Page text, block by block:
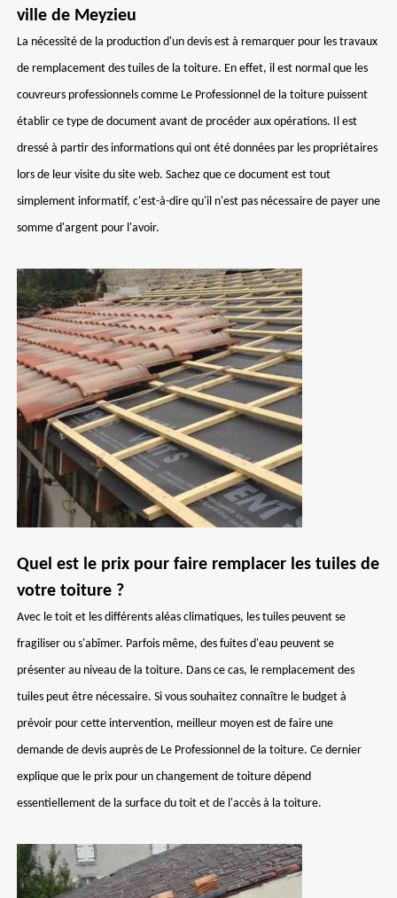
ville de Meyzieu
La nécessité de la production d'un devis est à remarquer pour les travaux
de remplacement des tuiles de la toiture. En effet, il est normal que les
couvreurs professionnels comme Le Professionnel de la toiture puissent
établir ce type de document avant de procéder aux opérations. Il est
dressé à partir des informations qui ont été données par les propriétaires
lors de leur visite du site web. Sachez que ce document est tout
simplement informatif, c'est-à-dire qu'il n'est pas nécessaire de payer une
somme d'argent pour l'avoir.
Quel est le prix pour faire remplacer les tuiles de
votre toiture ?
Avec le toit et les différents aléas climatiques, les tuiles peuvent se
fragiliser ou s'abîmer. Parfois même, des fuites d'eau peuvent se
présenter au niveau de la toiture. Dans ce cas, le remplacement des
tuiles peut être nécessaire. Si vous souhaitez connaître le budget à
prévoir pour cette intervention, meilleur moyen est de faire une
demande de devis auprès de Le Professionnel de la toiture. Ce dernier
explique que le prix pour un changement de toiture dépend
essentiellement de la surface du toit et de l'accès à la toiture.